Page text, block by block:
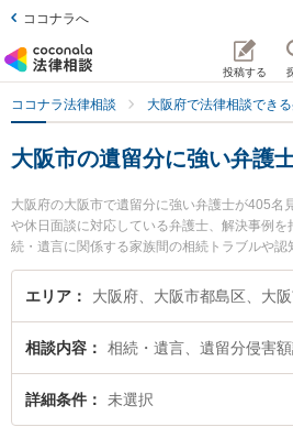
ココナラへ
投稿する
ココナラ法律相談 大阪府で法律相談でき
大阪市の遺留分に強い弁護
大阪府の大阪市で遺留分に強い弁護士が405名
や休日面談に対応している弁護士、解決事例を
続・遺言に関係する家族間の相続トラブルや
な分野での絞り込み検索もでき便利です。特
護士や弁護士法人川原総合法律事務所の川原
相談したい』『遺留分のトラブル解決の実績
い』『初回相談無料で遺留分を法律相談でき
たい』などでお困りの相談者さんにおすすめで
エリア
相談内容 相続・遺言、遺留分侵害
詳細条件 未選択